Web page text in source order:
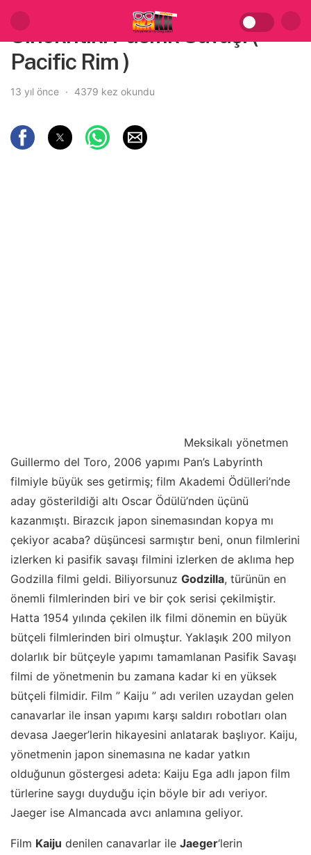
Sinekritik: Pasifik Savaşı (
Pacific Rim )
13 yıl önce 4379 kez okundu
Meksikalı yönetmen
Guillermo del Toro, 2006 yapımı Pan’s Labyrinth
filmiyle büyük ses getirmiş; film Akademi Ödülleri’nde
aday gösterildiği altı Oscar Ödülü’nden üçünü
kazanmıştı. Birazcık japon sinemasından kopya mı
çekiyor acaba? düşüncesi sarmıştır beni, onun filmlerini
izlerken ki pasifik savaşı filmini izlerken de aklıma hep
Godzilla filmi geldi. Biliyorsunuz Godzilla, türünün en
önemli filmlerinden biri ve bir çok serisi çekilmiştir.
Hatta 1954 yılında çekilen ilk filmi dönemin en büyük
bütçeli filmlerinden biri olmuştur. Yaklaşık 200 milyon
dolarlık bir bütçeyle yapımı tamamlanan Pasifik Savaşı
filmi de yönetmenin bu zamana kadar ki en yüksek
bütçeli filmidir. Film ” Kaiju ” adı verilen uzaydan gelen
canavarlar ile insan yapımı karşı saldırı robotları olan
devasa Jaeger’lerin hikayesini anlatarak başlıyor. Kaiju,
yönetmenin japon sinemasına ne kadar yatkın
olduğunun göstergesi adeta: Kaiju Ega adlı japon film
türlerine saygı duyduğu için böyle bir adı veriyor.
Jaeger ise Almancada avcı anlamına geliyor.
Film Kaiju denilen canavarlar ile Jaeger‘lerin